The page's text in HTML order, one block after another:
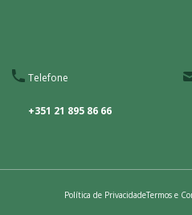
Telefone
+351 21 895 86 66
Política de PrivacidadeTermos e